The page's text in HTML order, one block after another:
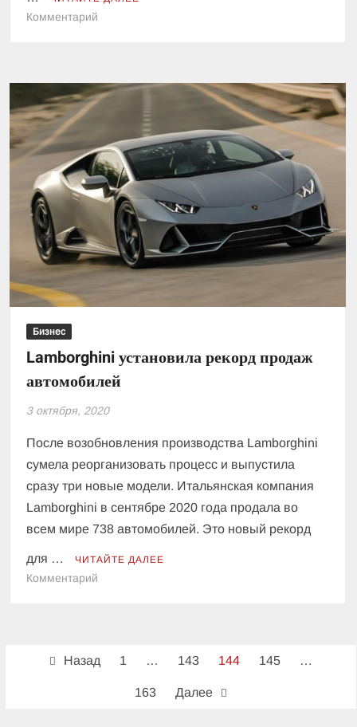
Комментарий
5
октября:
ослабла
к
доллару
и
выросла
к
евро
Бизнес
Lamborghini установила рекорд продаж
автомобилей
3 октября, 2020
После возобновления производства Lamborghini
сумела реорганизовать процесс и выпустила
сразу три новые модели. Итальянская компания
Lamborghini в сентябре 2020 года продала во
всем мире 738 автомобилей. Это новый рекорд
для … ЧИТАЙТЕ ДАЛЕЕ
Комментарий
автомобилей
Пагинация
Назад 1 … 143 144 145 …
163 Далее